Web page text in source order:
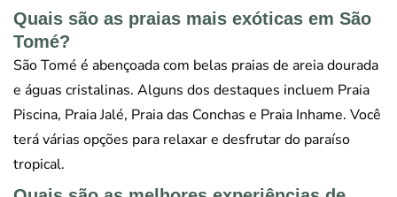
Quais são as praias mais exóticas em São
Tomé?
São Tomé é abençoada com belas praias de areia dourada
e águas cristalinas. Alguns dos destaques incluem Praia
Piscina, Praia Jalé, Praia das Conchas e Praia Inhame. Você
terá várias opções para relaxar e desfrutar do paraíso
tropical.